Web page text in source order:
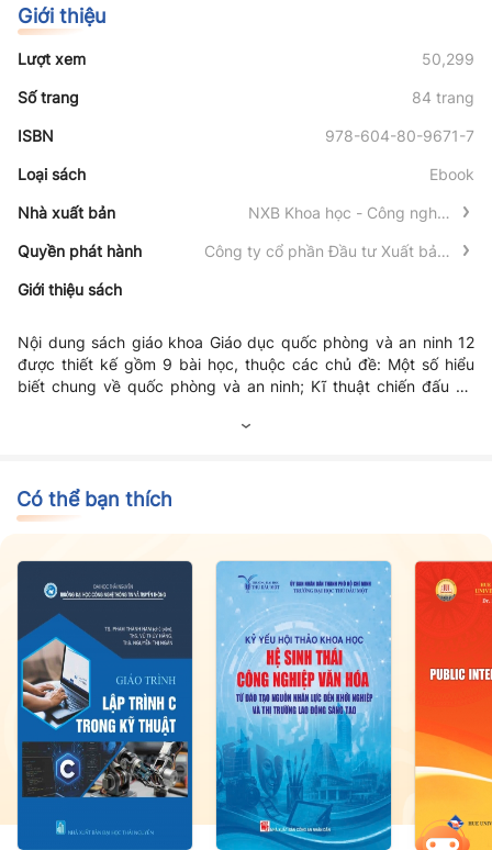
Giới thiệu
Lượt xem 50,299
Số trang 84 trang
ISBN 978-604-80-9671-7
Loại sách Ebook
Nhà xuất bản
NXB Khoa học - Công nghệ -
Quyền phát hành
Công ty cổ phần Đầu tư Xuất bản -
Giới thiệu sách
Nội dung sách giáo khoa Giáo dục quốc phòng và an ninh 12
được thiết kế gồm 9 bài học, thuộc các chủ đề: Một số hiểu
biết chung về quốc phòng và an ninh; Kĩ thuật chiến đấu bộ
hiểu, khám phá, hình thành kiến thức, kĩ năng luyện tập, trải
Có thể bạn thích